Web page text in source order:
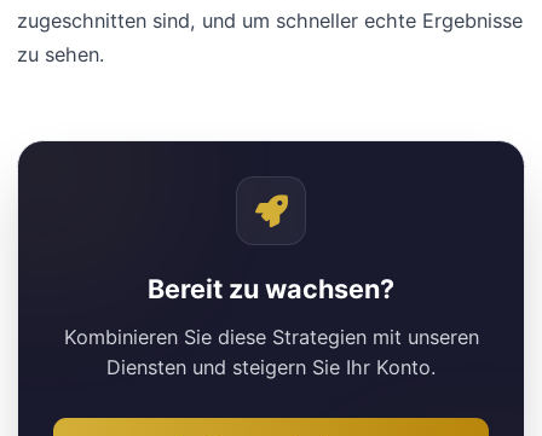
zugeschnitten sind, und um schneller echte Ergebnisse
zu sehen.
Bereit zu wachsen?
Kombinieren Sie diese Strategien mit unseren
Diensten und steigern Sie Ihr Konto.